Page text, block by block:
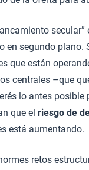
en segundo
que están
centrales –que
lo antes
que el riesgo de
está aumentando.
retos